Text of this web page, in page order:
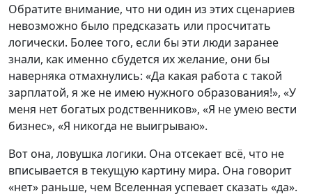
Обратите внимание, что ни один из этих сценариев
невозможно было предсказать или просчитать
логически. Более того, если бы эти люди заранее
знали, как именно сбудется их желание, они бы
наверняка отмахнулись: «Да какая работа с такой
зарплатой, я же не имею нужного образования!», «У
меня нет богатых родственников», «Я не умею вести
бизнес», «Я никогда не выигрываю».
Вот она, ловушка логики. Она отсекает всё, что не
вписывается в текущую картину мира. Она говорит
«нет» раньше, чем Вселенная успевает сказать «да».